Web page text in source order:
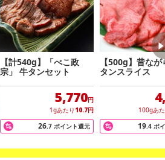
【計540g】「べこ政
宗」 牛タンセット
5,770円
1gあたり 10.7円
26.7 ポイント還元
【500g】昔な
タンスライス
100gあ
19.4 ポ